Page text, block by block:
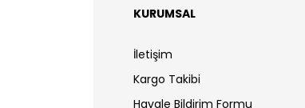
KURUMSAL
İletişim
Kargo Takibi
Havale Bildirim Formu